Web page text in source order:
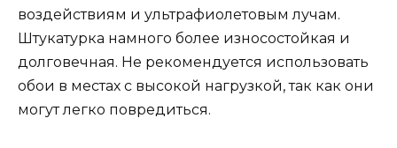
воздействиям и ультрафиолетовым лучам.
Штукатурка намного более износостойкая и
долговечная. Не рекомендуется использовать
обои в местах с высокой нагрузкой, так как они
могут легко повредиться.